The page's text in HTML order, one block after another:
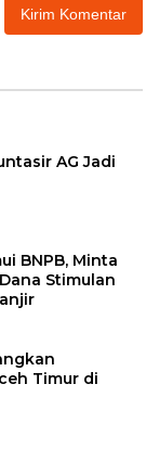
AG Jadi
BNPB, Minta
Stimulan
Timur di